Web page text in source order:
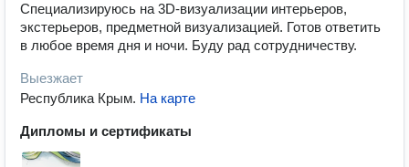
Специализируюсь на 3D-визуализации интерьеров,
экстерьеров, предметной визуализацией. Готов ответить
в любое время дня и ночи. Буду рад сотрудничеству.
Выезжает
Республика Крым. На карте
Дипломы и сертификаты